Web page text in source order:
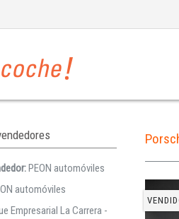
PEON automóviles
automóviles
Empresarial La Carrera -